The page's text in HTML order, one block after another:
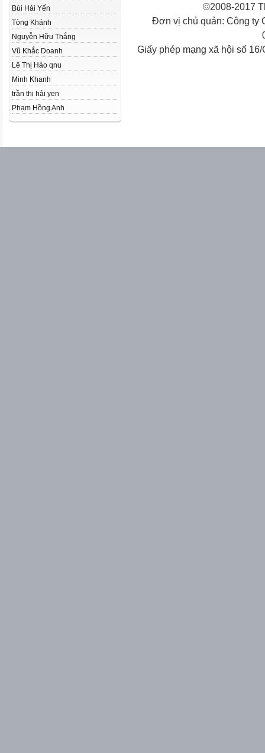
Bùi Hải Yến
Tòng Khánh
Nguyễn Hữu Thắng
Vũ Khắc Doanh
Lê Thị Hảo qnu
Minh Khanh
trần thị hải yen
Phạm Hồng Anh
©2008-2017
Đơn vị chủ quản: Công ty
Giấy phép mạng xã hội số